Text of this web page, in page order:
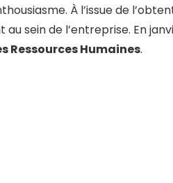
À l’issue de
sein de l’entreprise. En
Ressources Humaines.